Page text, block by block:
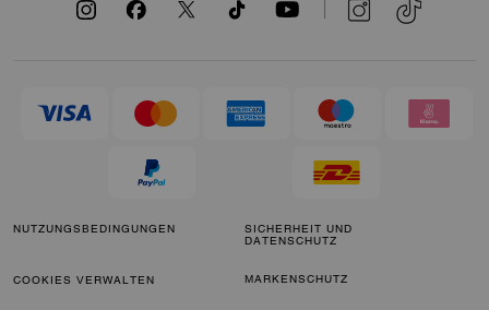
NUTZUNGSBEDINGUNGEN
SICHERHEIT UND
DATENSCHUTZ
COOKIES VERWALTEN MARKENSCHUTZ